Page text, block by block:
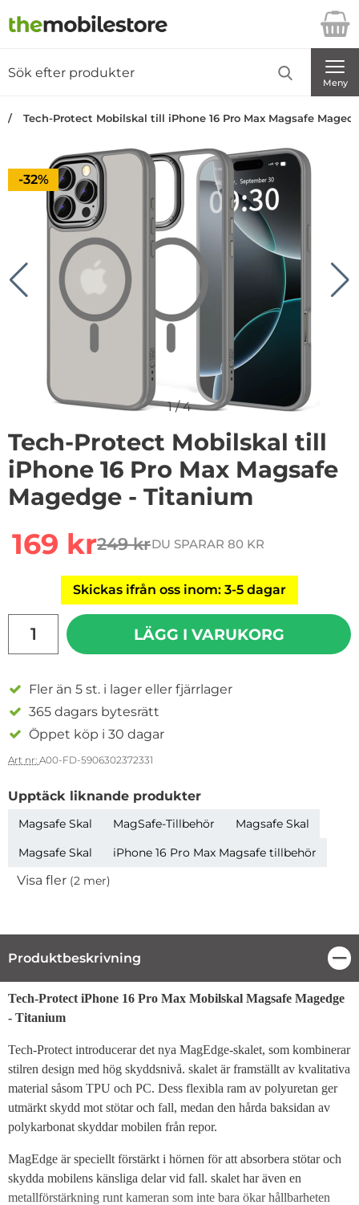
Startsidan för Danira Telecom AB
Meny
Tech-Protect Mobilskal till iPhone 16 Pro Max Magsafe
Priset är nedsatt med
-32%
1/4
Tech-Protect Mobilskal till
iPhone 16 Pro Max Magsafe
Magedge - Titanium
rea pris
169 krtidigare pris
249 krDU SPARAR 80 KR
Skickas ifrån oss inom: 3-5 dagar
LÄGG I VARUKORG
Fler än 5 st. i lager eller fjärrlager
365 dagars bytesrätt
Öppet köp i 30 dagar
Art nr: A00-FD-5906302372331
Upptäck liknande produkter
Magsafe Skal MagSafe-Tillbehör
Magsafe Skal
Magsafe Skal
iPhone 16 Pro Max Magsafe tillbehör
Visa fler (2 mer)
Produktbeskrivning
Produktbeskrivning
Tech-Protect iPhone 16 Pro Max Mobilskal Magsafe Magedge
- Titanium
Tech-Protect introducerar det nya MagEdge-skalet, som kombinerar
stilren design med hög skyddsnivå. skalet är framställt av kvalitativa
material såsom TPU och PC. Dess flexibla ram av polyuretan ger
utmärkt skydd mot stötar och fall, medan den hårda baksidan av
polykarbonat skyddar mobilen från repor.
MagEdge är speciellt förstärkt i hörnen för att absorbera stötar och
skydda mobilens känsliga delar vid fall. skalet har även en
metallförstärkning runt kameran som inte bara ökar hållbarheten